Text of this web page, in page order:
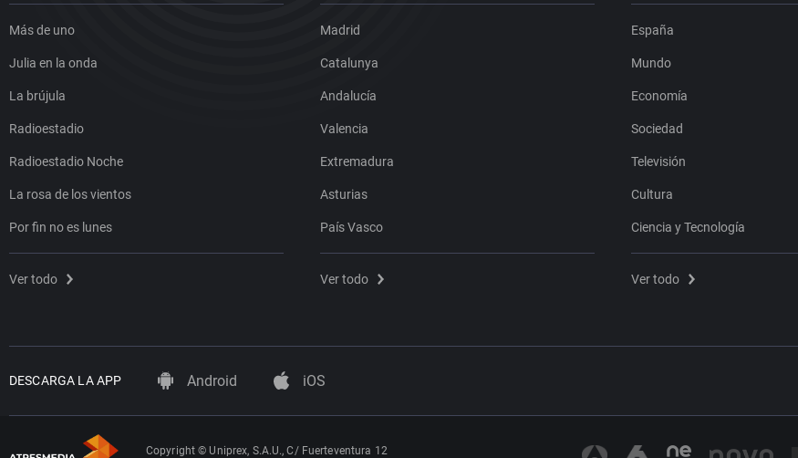
Más de uno
Julia en la onda
La brújula
Radioestadio
Radioestadio Noche
La rosa de los vientos
Por fin no es lunes
Ver todo
Madrid
Catalunya
Andalucía
Valencia
Extremadura
Asturias
País Vasco
Ver todo
España
Mundo
Economía
Sociedad
Televisión
Cultura
Ciencia y Tecnología
Ver todo
DESCARGA LA APP Android iOS
Copyright © Uniprex, S.A.U., C/ Fuerteventura 12